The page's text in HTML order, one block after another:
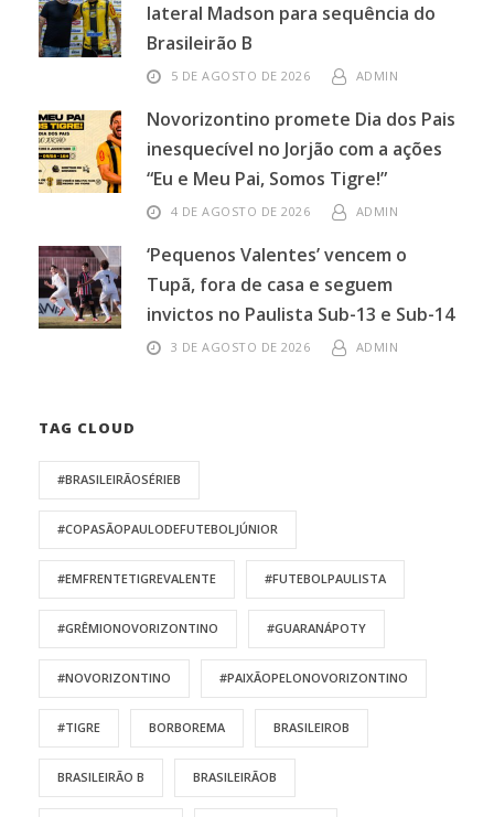
lateral Madson para sequência do
Brasileirão B
5 DE AGOSTO DE 2026 ADMIN
Novorizontino promete Dia dos Pais
inesquecível no Jorjão com a ações
“Eu e Meu Pai, Somos Tigre!”
4 DE AGOSTO DE 2026 ADMIN
‘Pequenos Valentes’ vencem o
Tupã, fora de casa e seguem
invictos no Paulista Sub-13 e Sub-14
3 DE AGOSTO DE 2026 ADMIN
TAG CLOUD
#BRASILEIRÃOSÉRIEB
#COPASÃOPAULODEFUTEBOLJÚNIOR
#EMFRENTETIGREVALENTE #FUTEBOLPAULISTA
#GRÊMIONOVORIZONTINO #GUARANÁPOTY
#NOVORIZONTINO #PAIXÃOPELONOVORIZONTINO
#TIGRE BORBOREMA BRASILEIROB
BRASILEIRÃO B BRASILEIRÃOB